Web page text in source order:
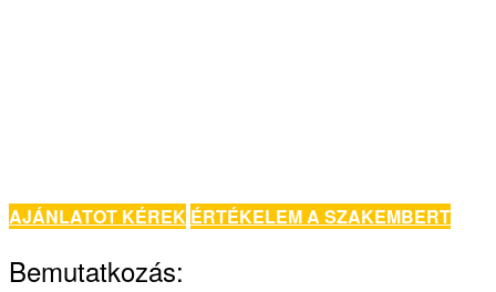
AJÁNLATOT KÉREK ÉRTÉKELEM A SZAKEMBERT
Bemutatkozás: